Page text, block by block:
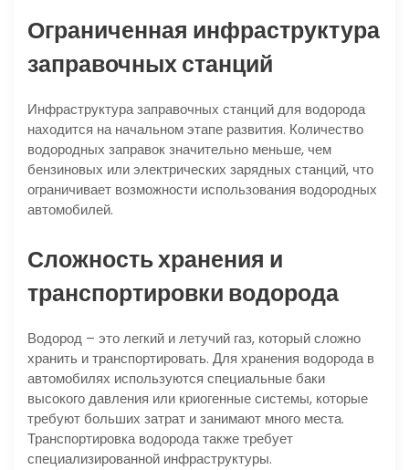
Ограниченная инфраструктура
заправочных станций
Инфраструктура заправочных станций для водорода
находится на начальном этапе развития. Количество
водородных заправок значительно меньше, чем
бензиновых или электрических зарядных станций, что
ограничивает возможности использования водородных
автомобилей.
Сложность хранения и
транспортировки водорода
Водород – это легкий и летучий газ, который сложно
хранить и транспортировать. Для хранения водорода в
автомобилях используются специальные баки
высокого давления или криогенные системы, которые
требуют больших затрат и занимают много места.
Транспортировка водорода также требует
специализированной инфраструктуры.